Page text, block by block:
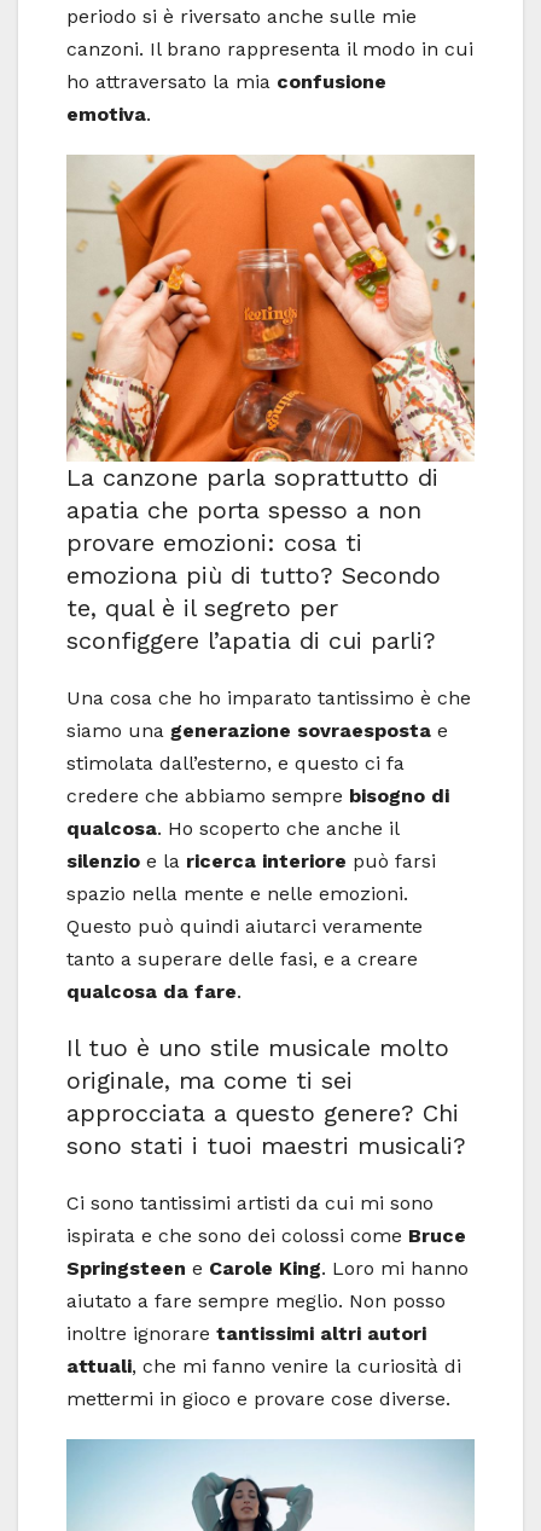
periodo si è riversato anche sulle mie
canzoni. Il brano rappresenta il modo in cui
ho attraversato la mia confusione
emotiva.
La canzone parla soprattutto di
apatia che porta spesso a non
provare emozioni: cosa ti
emoziona più di tutto? Secondo
te, qual è il segreto per
sconfiggere l’apatia di cui parli?
Una cosa che ho imparato tantissimo è che
siamo una generazione sovraesposta e
stimolata dall’esterno, e questo ci fa
credere che abbiamo sempre bisogno di
qualcosa. Ho scoperto che anche il
silenzio e la ricerca interiore può farsi
spazio nella mente e nelle emozioni.
Questo può quindi aiutarci veramente
tanto a superare delle fasi, e a creare
qualcosa da fare.
Il tuo è uno stile musicale molto
originale, ma come ti sei
approcciata a questo genere? Chi
sono stati i tuoi maestri musicali?
Ci sono tantissimi artisti da cui mi sono
ispirata e che sono dei colossi come Bruce
Springsteen e Carole King. Loro mi hanno
aiutato a fare sempre meglio. Non posso
inoltre ignorare tantissimi altri autori
attuali, che mi fanno venire la curiosità di
mettermi in gioco e provare cose diverse.